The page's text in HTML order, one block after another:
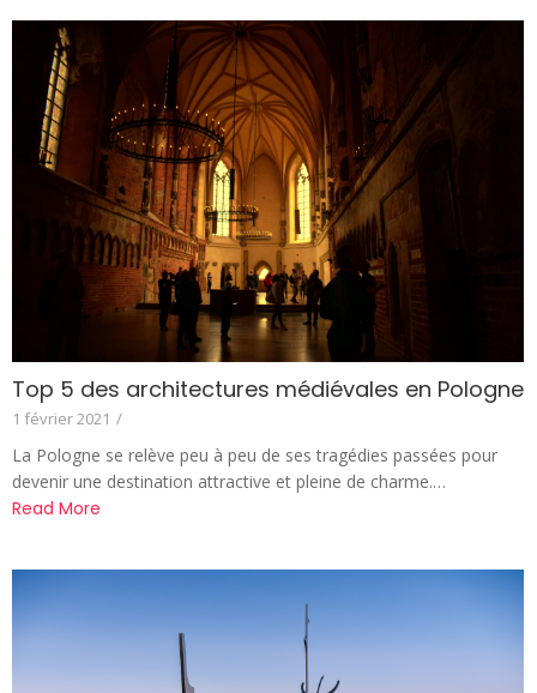
Top 5 des architectures médiévales en Pologne
1 février 2021 /
La Pologne se relève peu à peu de ses tragédies passées pour
devenir une destination attractive et pleine de charme.…
Read More